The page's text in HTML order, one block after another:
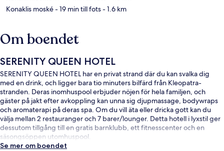
Konaklis moské- 19 min till fots- 1.6 km
Om boendet
SERENITY QUEEN HOTEL
SERENITY QUEEN HOTEL har en privat strand där du kan svalka dig
med en drink, och ligger bara tio minuters bilfärd från Kleopatra-
stranden. Deras inomhuspool erbjuder nöjen för hela familjen, och
gäster på jakt efter avkoppling kan unna sig djupmassage, bodywraps
och aromaterapi på deras spa. Om du vill äta eller dricka gott kan du
välja mellan 2 restauranger och 7 barer/lounger. Detta hotell i lyxstil ger
dessutom tillgång till en gratis barnklubb, ett fitnesscenter och en
säsongsöppen utomhuspool.
Se mer om boendet